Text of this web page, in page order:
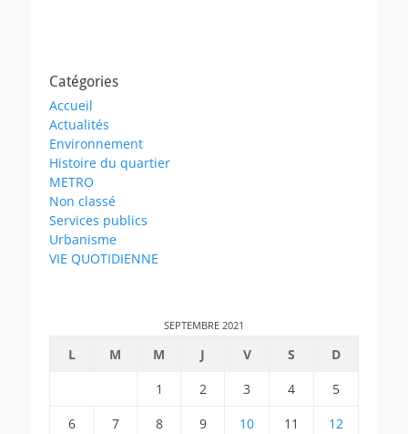
Catégories
Accueil
Actualités
Environnement
Histoire du quartier
METRO
Non classé
Services publics
Urbanisme
VIE QUOTIDIENNE
SEPTEMBRE 2021
L M M J V S
D
1
2 3 4
5
6
7 8 9 10 11
12